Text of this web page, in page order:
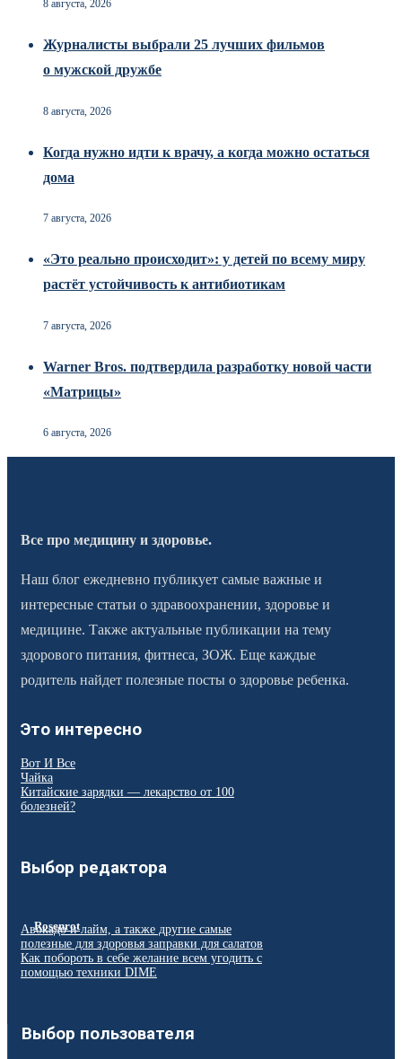
8 августа, 2026
Журналисты выбрали 25 лучших фильмов
о мужской дружбе
8 августа, 2026
Когда нужно идти к врачу, а когда можно остаться
дома
7 августа, 2026
«Это реально происходит»: у детей по всему миру
растёт устойчивость к антибиотикам
7 августа, 2026
Warner Bros. подтвердила разработку новой части
«Матрицы»
6 августа, 2026
Все про медицину и здоровье.
Наш блог ежедневно публикует самые важные и
интересные статьи о здравоохранении, здоровье и
медицине. Также актуальные публикации на тему
здорового питания, фитнеса, ЗОЖ. Еще каждые
родитель найдет полезные посты о здоровье ребенка.
Это интересно
Вот И Все
Чайка
Китайские зарядки — лекарство от 100
болезней?
Выбор редактора
Rosenrot
Авокадо и лайм, а также другие самые
полезные для здоровья заправки для салатов
Как побороть в себе желание всем угодить с
помощью техники DIME
Выбор пользователя